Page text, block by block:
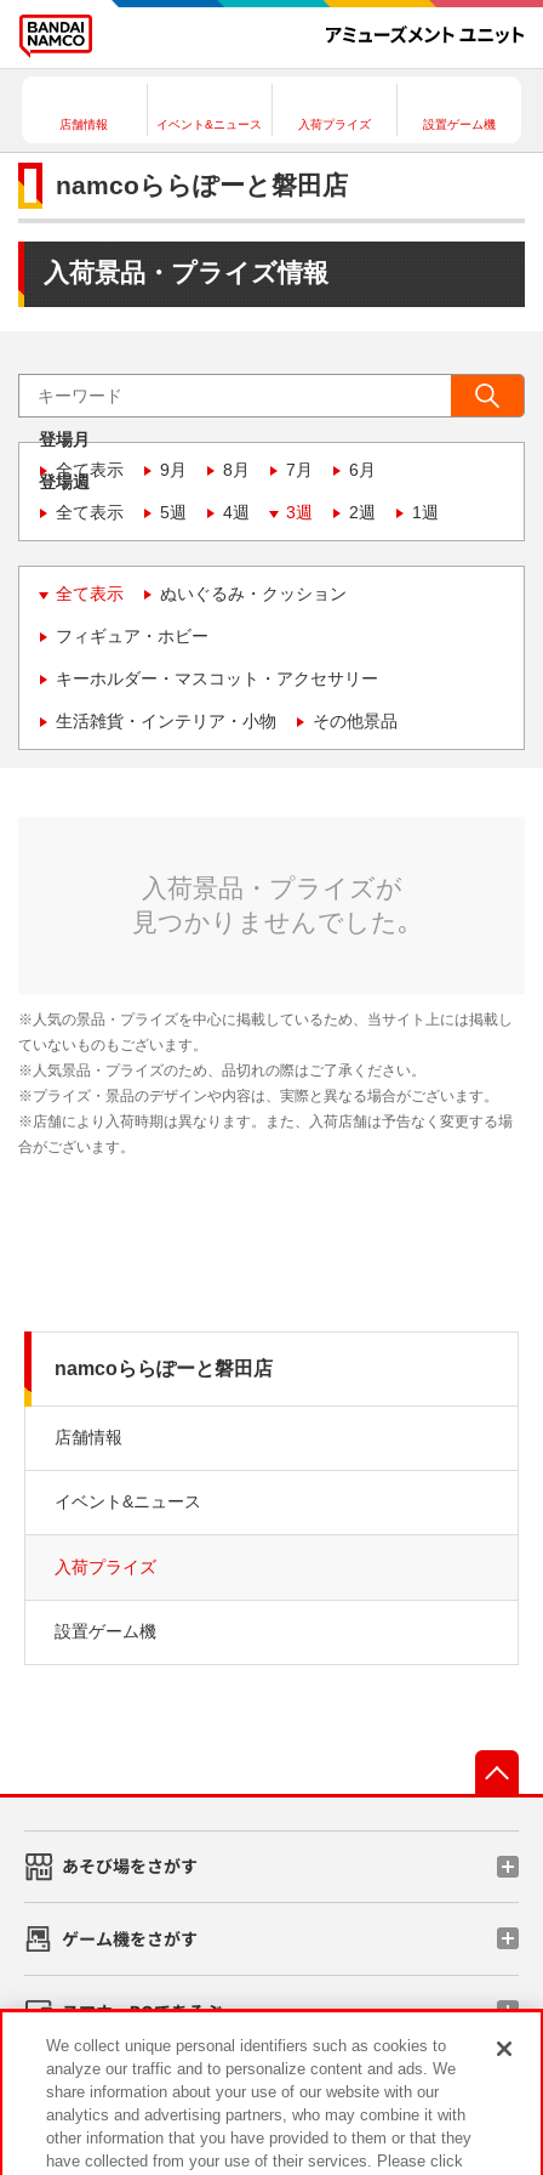
店舗情報 イベント&ニュース 入荷プライズ 設置ゲーム機
namcoららぽーと磐田店
入荷景品・プライズ情報
登場月
全て表示
9月 8月 7月 6月
登場週
全て表示
5週 4週 3週 2週 1週
全て表示 ぬいぐるみ・クッション
フィギュア・ホビー
キーホルダー・マスコット・アクセサリー
生活雑貨・インテリア・小物 その他景品
namcoららぽーと磐田店
店舗情報
イベント&ニュース
入荷プライズ
設置ゲーム機
あそび場をさがす
ゲーム機をさがす
スマホ・PCであそぶ
イベント・キャンペーン
We collect unique personal identifiers such as cookies to
analyze our traffic and to personalize content and ads. We
share information about your use of our website with our
analytics and advertising partners, who may combine it with
other information that you have provided to them or that they
have collected from your use of their services. Please click